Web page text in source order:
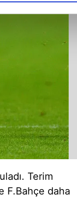
kendimize ve
gerekli olan
kılınması
olarak açık
için lütfentıklayınız
Terim
F.Bahçe daha